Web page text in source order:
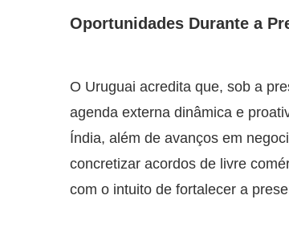
Oportunidades Durante a
O Uruguai acredita que, sob a
agenda externa dinâmica e
Índia, além de avanços em
concretizar acordos de livre
com o intuito de fortalecer a